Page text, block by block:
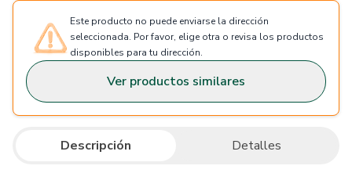
Este producto no puede enviarse la dirección
seleccionada. Por favor, elige otra o revisa los productos
disponibles para tu dirección.
Ver productos similares
Descripción Detalles